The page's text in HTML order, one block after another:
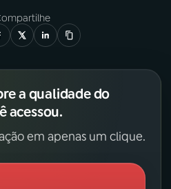
a qualidade do
acessou.
em apenas um clique.